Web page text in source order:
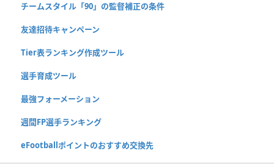
チームスタイル「90」の監督補正の条件
友達招待キャンペーン
Tier表ランキング作成ツール
選手育成ツール
最強フォーメーション
週間FP選手ランキング
eFootballポイントのおすすめ交換先